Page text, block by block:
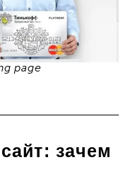
page
зачем